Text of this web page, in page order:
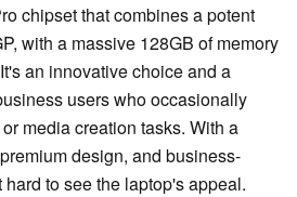
chipset that combines a potent
with a massive 128GB of memory
an innovative choice and a
users who occasionally
media creation tasks. With a
design, and business-
to see the laptop's appeal.